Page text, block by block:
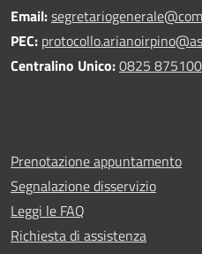
Email:
PEC:
Centralino Unico:0825 875100
Prenotazione appuntamento
Segnalazione disservizio
Leggi le FAQ
Richiesta di assistenza